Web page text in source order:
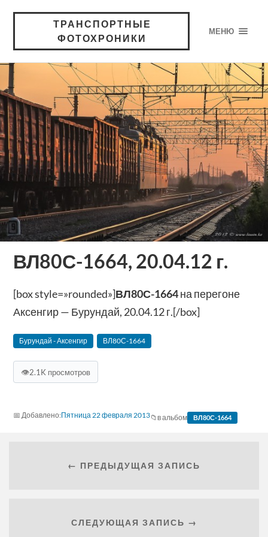
ТРАНСПОРТНЫЕ
ФОТОХРОНИКИ
МЕНЮ
ВЛ80С-1664, 20.04.12 г.
[box style=»rounded»]ВЛ80С-1664на перегоне
Аксенгир — Бурундай, 20.04.12 г.[/box]
Бурундай - Аксенгир ВЛ80С-1664
👁2.1K просмотров
Пятница 22 февраля 2013 в альбом ВЛ80С-1664
← ПРЕДЫДУЩАЯ ЗАПИСЬ
СЛЕДУЮЩАЯ ЗАПИСЬ →